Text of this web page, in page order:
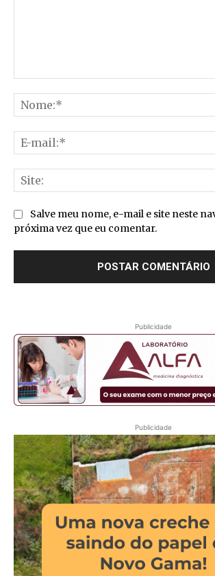
Salve meu nome, e-mail e site neste
próxima vez que eu comentar.
Publicidade
Publicidade